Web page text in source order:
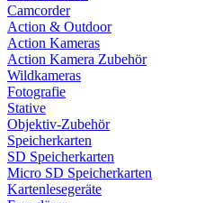
Camcorder
Action & Outdoor
Action Kameras
Action Kamera Zubehör
Wildkameras
Fotografie
Stative
Objektiv-Zubehör
Speicherkarten
SD Speicherkarten
Micro SD Speicherkarten
Kartenlesegeräte